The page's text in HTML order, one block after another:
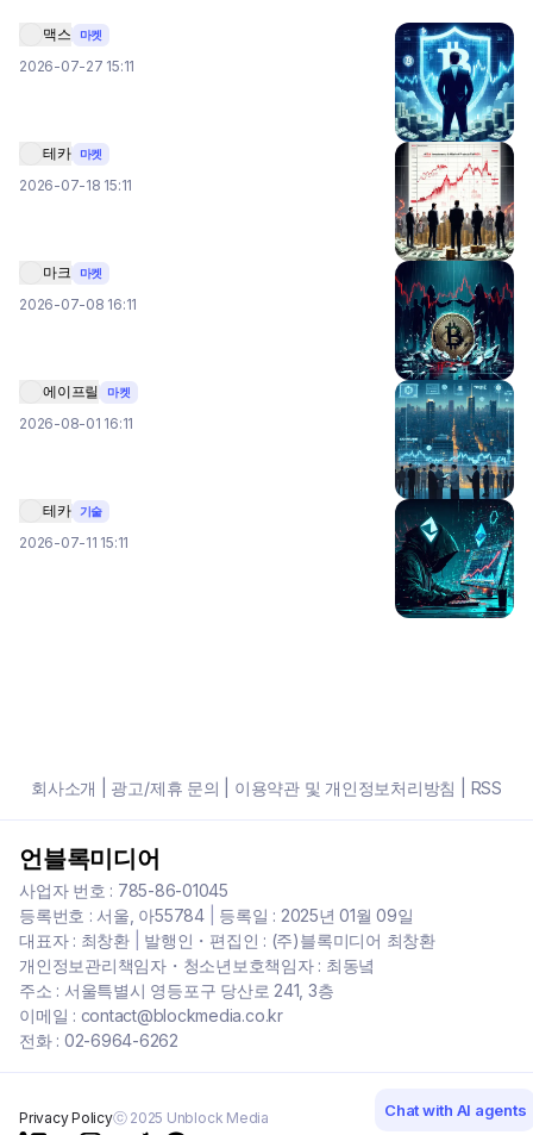
맥스 마켓
2026-07-27 15:11
테카 마켓
2026-07-18 15:11
마크 마켓
2026-07-08 16:11
에이프릴 마켓
2026-08-01 16:11
테카 기술
2026-07-11 15:11
회사소개 광고/제휴 문의 이용약관 및 개인정보처리방침 RSS
언블록미디어
사업자 번호 : 785-86-01045
등록번호 : 서울, 아55784| 등록일 : 2025년 01월 09일
대표자 : 최창환| 발행인・편집인 : (주)블록미디어 최창환
개인정보관리책임자・청소년보호책임자 : 최동녘
주소 : 서울특별시 영등포구 당산로 241, 3층
이메일 : contact@blockmedia.co.kr
전화 : 02-6964-6262
Privacy Policyⓒ 2025 Unblock Media Chat with AI agents